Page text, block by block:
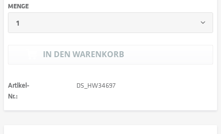
MENGE
IN DEN WARENKORB
Artikel-
Nr.:
DS_HW34697